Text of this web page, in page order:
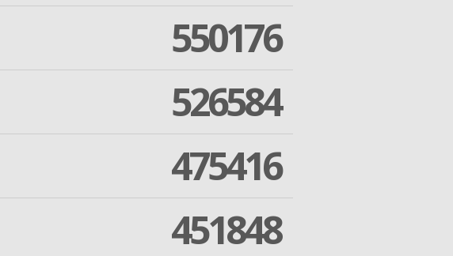
550176
526584
475416
451848